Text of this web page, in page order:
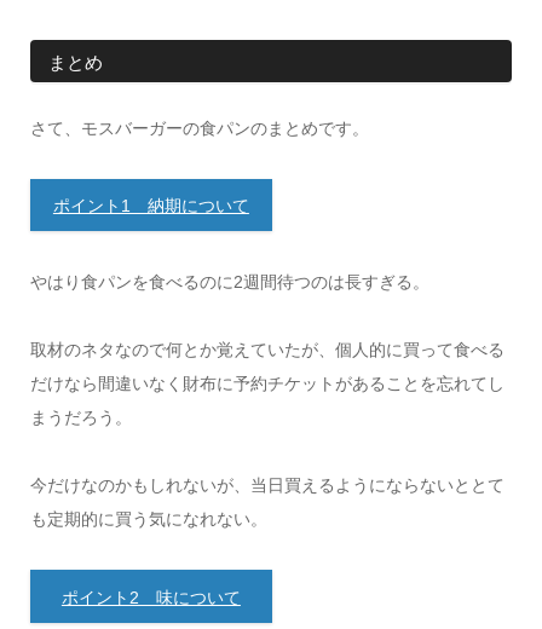
まとめ
さて、モスバーガーの食パンのまとめです。
ポイント1 納期について
やはり食パンを食べるのに2週間待つのは長すぎる。
取材のネタなので何とか覚えていたが、個人的に買って食べる
だけなら間違いなく財布に予約チケットがあることを忘れてし
まうだろう。
今だけなのかもしれないが、当日買えるようにならないととて
も定期的に買う気になれない。
ポイント2 味について